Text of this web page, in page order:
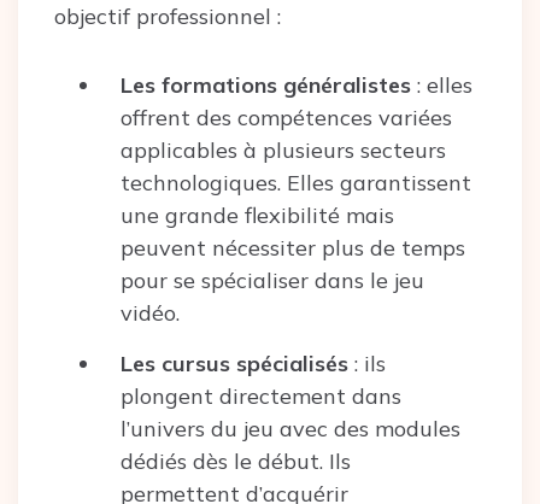
objectif professionnel :
Les formations généralistes : elles
offrent des compétences variées
applicables à plusieurs secteurs
technologiques. Elles garantissent
une grande flexibilité mais
peuvent nécessiter plus de temps
pour se spécialiser dans le jeu
vidéo.
Les cursus spécialisés : ils
plongent directement dans
l’univers du jeu avec des modules
dédiés dès le début. Ils
permettent d’acquérir